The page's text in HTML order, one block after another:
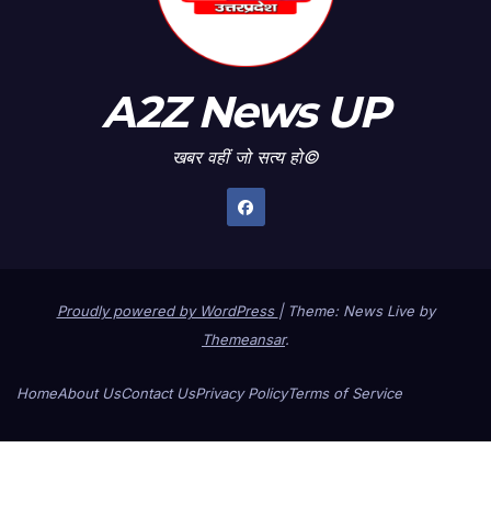
A2Z News UP
खबर वहीं जो सत्य हो©
Proudly powered by WordPress | Theme: News Live by
Themeansar.
HomeAbout UsContact UsPrivacy PolicyTerms of Service